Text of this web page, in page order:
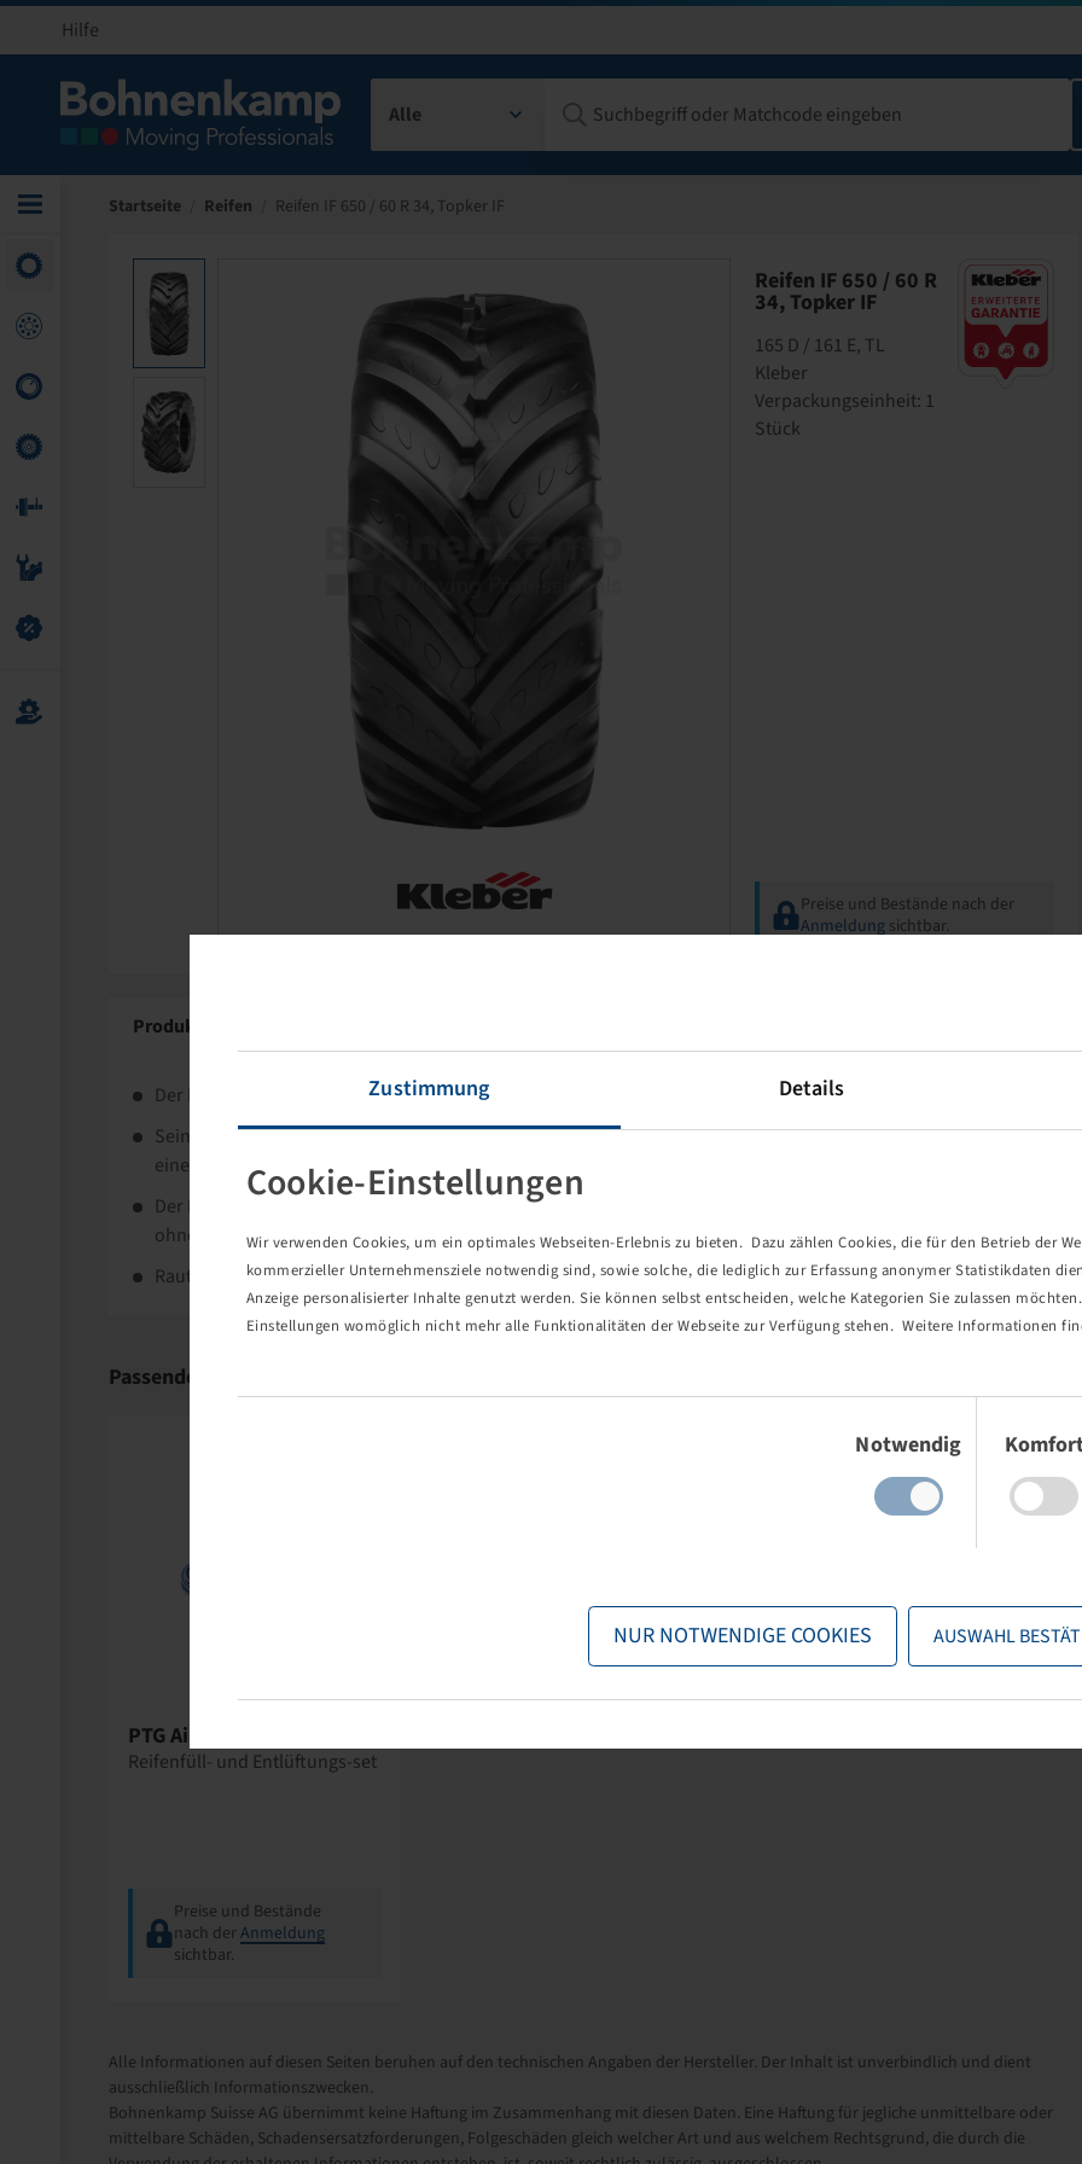
Zustimmung Details
Cookie-Einstellungen
Wir verwenden Cookies, um ein optimales Webseiten-Erlebnis zu bieten. Dazu zählen Cookies, die für den Betrieb der
kommerzieller Unternehmensziele notwendig sind, sowie solche, die lediglich zur Erfassung anonymer Statistikdaten
Anzeige personalisierter Inhalte genutzt werden. Sie können selbst entscheiden, welche Kategorien Sie zulassen
Einstellungen womöglich nicht mehr alle Funktionalitäten der Webseite zur Verfügung stehen. Weitere Informationen
Notwendig
NUR NOTWENDIGE COOKIES AUSWAHL
Hilfe
Alle
Startseite Reifen Reifen IF 650 / 60 R 34, Topker IF
Reifen IF 650 / 60 R
34, Topker IF
165 D / 161 E, TL
Kleber
Verpackungseinheit: 1
Stück
Preise und Bestände nach der
Anmeldung sichtbar.
Produktdetails
Der Kleber Topker IF ist ein Traktorreifen mit IF-Technologie.
Sein Profil mit in der Laufflächenmitte überlappenden Stollen sorgt für eine große Aufstandsfläche, dadurch
eine sehr gute Traktion und Fahrkomfort.
Der Reifen hat eine bis zu 20% höhere Tragfähigkeit bei gleichem Luftdruck im Vergleich zum Standardreifen
ohne IF-Kennzeichnung.
Rautenförmige Zwischenstollen sorgen für eine hervorragende Selbstreinigung.
Passende Produkte
PTG
PTG Airbooster Plus
Reifenfüll- und Entlüftungs-set
Preise und Bestände
nach derAnmeldung
sichtbar.
Alle Informationen auf diesen Seiten beruhen auf den technischen Angaben der Hersteller. Der Inhalt ist unverbindlich und dient
ausschließlich Informationszwecken.
Bohnenkamp Suisse AG übernimmt keine Haftung im Zusammenhang mit diesen Daten. Eine Haftung für jegliche unmittelbare oder
mittelbare Schäden, Schadensersatzforderungen, Folgeschäden gleich welcher Art und aus welchem Rechtsgrund, die durch die